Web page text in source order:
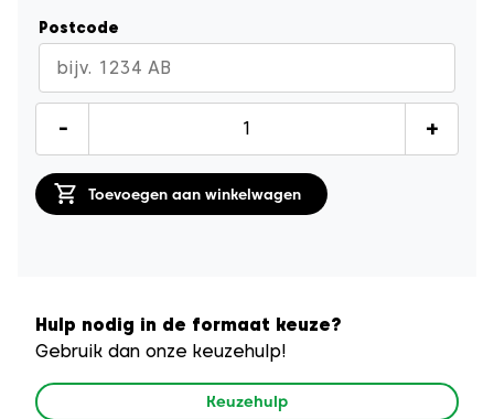
Postcode
- +
Toevoegen aan winkelwagen
Hulp nodig in de formaat keuze?
Gebruik dan onze keuzehulp!
Keuzehulp